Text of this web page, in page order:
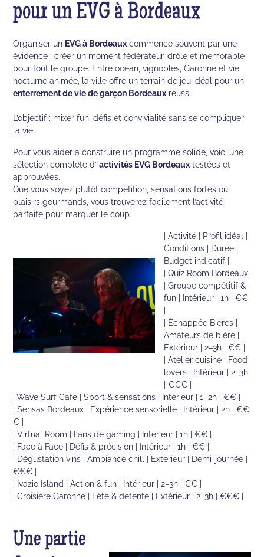
pour un EVG à Bordeaux
Organiser un EVG à Bordeaux commence souvent par une
évidence : créer un moment fédérateur, drôle et mémorable
pour tout le groupe. Entre océan, vignobles, Garonne et vie
nocturne animée, la ville offre un terrain de jeu idéal pour un
enterrement de vie de garçon Bordeaux réussi.
L’objectif : mixer fun, défis et convivialité sans se compliquer
la vie.
Pour vous aider à construire un programme solide, voici une
sélection complète d’activités EVG Bordeaux testées et
approuvées.
Que vous soyez plutôt compétition, sensations fortes ou
plaisirs gourmands, vous trouverez facilement l’activité
parfaite pour marquer le coup.
| Activité | Profil idéal |
Conditions | Durée |
Budget indicatif |
| Quiz Room Bordeaux
| Groupe compétitif &
fun | Intérieur | 1h | €€
|
| Échappée Bières |
Amateurs de bière |
Extérieur | 2–3h | €€ |
| Atelier cuisine | Food
lovers | Intérieur | 2–3h
| €€€ |
| Wave Surf Café | Sport & sensations | Intérieur | 1–2h | €€ |
| Sensas Bordeaux | Expérience sensorielle | Intérieur | 2h | €€
€ |
| Virtual Room | Fans de gaming | Intérieur | 1h | €€ |
| Face à Face | Défis & précision | Intérieur | 1h | €€ |
| Dégustation vins | Ambiance chill | Extérieur | Demi-journée |
€€€ |
| Ivazio Island | Action & fun | Intérieur | 2–3h | €€ |
| Croisière Garonne | Fête & détente | Extérieur | 2–3h | €€€ |
Une partie